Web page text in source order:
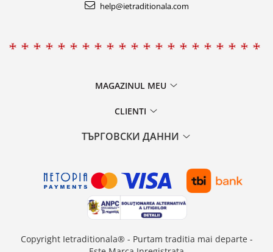
help@ietraditionala.com
MAGAZINUL MEU
CLIENTI
ТЪРГОВСКИ ДАННИ
Copyright Ietraditionala® - Purtam traditia mai departe -